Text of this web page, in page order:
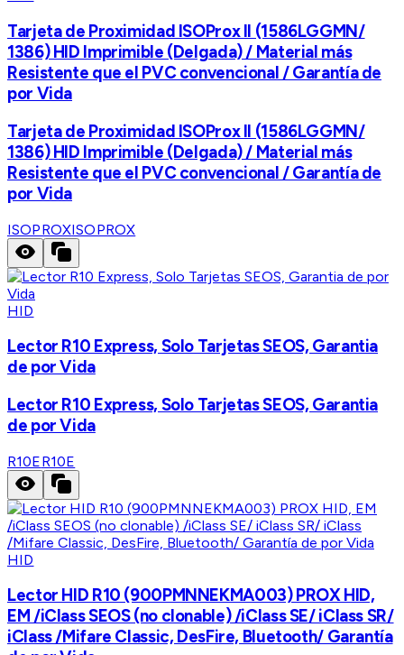
Tarjeta de Proximidad ISOProx II (1586LGGMN/
1386) HID Imprimible (Delgada) / Material más
Resistente que el PVC convencional / Garantía de
por Vida
Tarjeta de Proximidad ISOProx II (1586LGGMN/
1386) HID Imprimible (Delgada) / Material más
Resistente que el PVC convencional / Garantía de
por Vida
ISOPROXISOPROX
HID
Lector R10 Express, Solo Tarjetas SEOS, Garantia
de por Vida
Lector R10 Express, Solo Tarjetas SEOS, Garantia
de por Vida
R10ER10E
HID
Lector HID R10 (900PMNNEKMA003) PROX HID,
EM /iClass SEOS (no clonable) /iClass SE/ iClass SR/
iClass /Mifare Classic, DesFire, Bluetooth/ Garantía